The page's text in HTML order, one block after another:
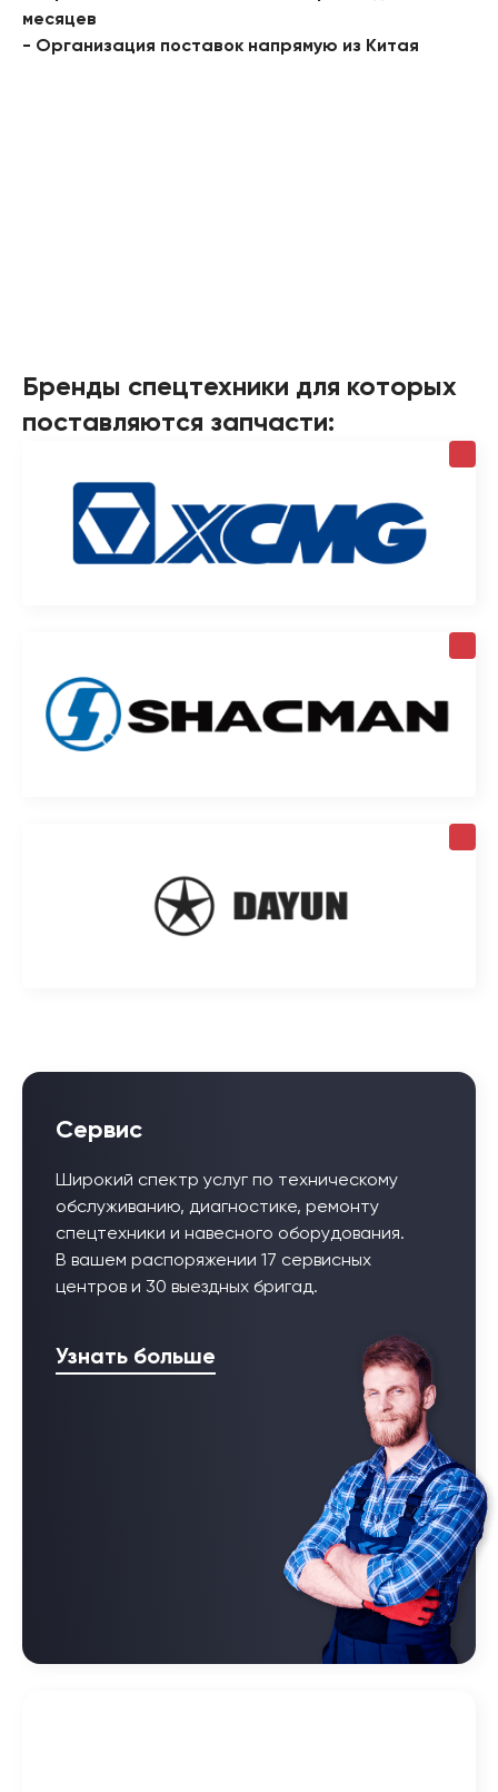
месяцев
- Организация поставок напрямую из Китая
Бренды спецтехники для которых
поставляются запчасти:
Сервис
Широкий спектр услуг по техническому
обслуживанию, диагностике, ремонту
спецтехники и навесного оборудования.
В вашем распоряжении 17 сервисных
центров и 30 выездных бригад.
Узнать больше